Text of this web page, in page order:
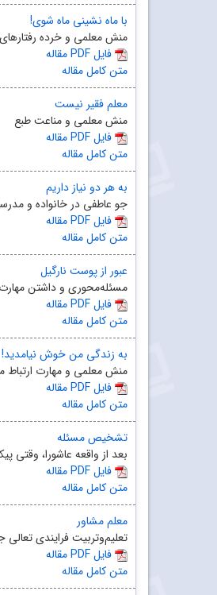
با ماه نشینی ماه شوی!
منش معلمی و خرده رفتارهای
مقاله PDF فایل
متن کامل مقاله
معلم فقیر نیست
منش معلمی و مناعت طبع
مقاله PDF فایل
متن کامل مقاله
به هر دو نیاز داریم
جو عاطفی در خانواده و
مقاله PDF فایل
متن کامل مقاله
عبور از پوست نارگیل
مسئله‌محوری و داشتن
مقاله PDF فایل
متن کامل مقاله
به زندگی من خوش نیامدید!
منش معلمی و مهارت ارتباط
مقاله PDF فایل
متن کامل مقاله
تشخیص مسئله
بعد از واقعه عاشورا، وقتی
مقاله PDF فایل
متن کامل مقاله
معلم مشاور
تعلیم‌وتربیت فرایندی
مقاله PDF فایل
متن کامل مقاله